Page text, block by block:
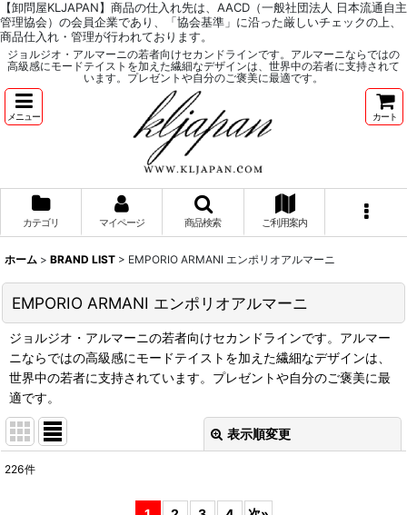
【卸問屋KLJAPAN】商品の仕入れ先は、AACD（一般社団法人 日本流通自主
管理協会）の会員企業であり、「協会基準」に沿った厳しいチェックの上、
商品仕入れ・管理が行われております。
ジョルジオ・アルマーニの若者向けセカンドラインです。アルマーニならではの
高級感にモードテイストを加えた繊細なデザインは、世界中の若者に支持されて
います。プレゼントや自分のご褒美に最適です。
メニュー カート
カテゴリ マイページ 商品検索 ご利用案内
ホーム > BRAND LIST > EMPORIO ARMANI エンポリオアルマーニ
EMPORIO ARMANI エンポリオアルマーニ
ジョルジオ・アルマーニの若者向けセカンドラインです。アルマー
ニならではの高級感にモードテイストを加えた繊細なデザインは、
世界中の若者に支持されています。プレゼントや自分のご褒美に最
適です。
表示順変更
226件